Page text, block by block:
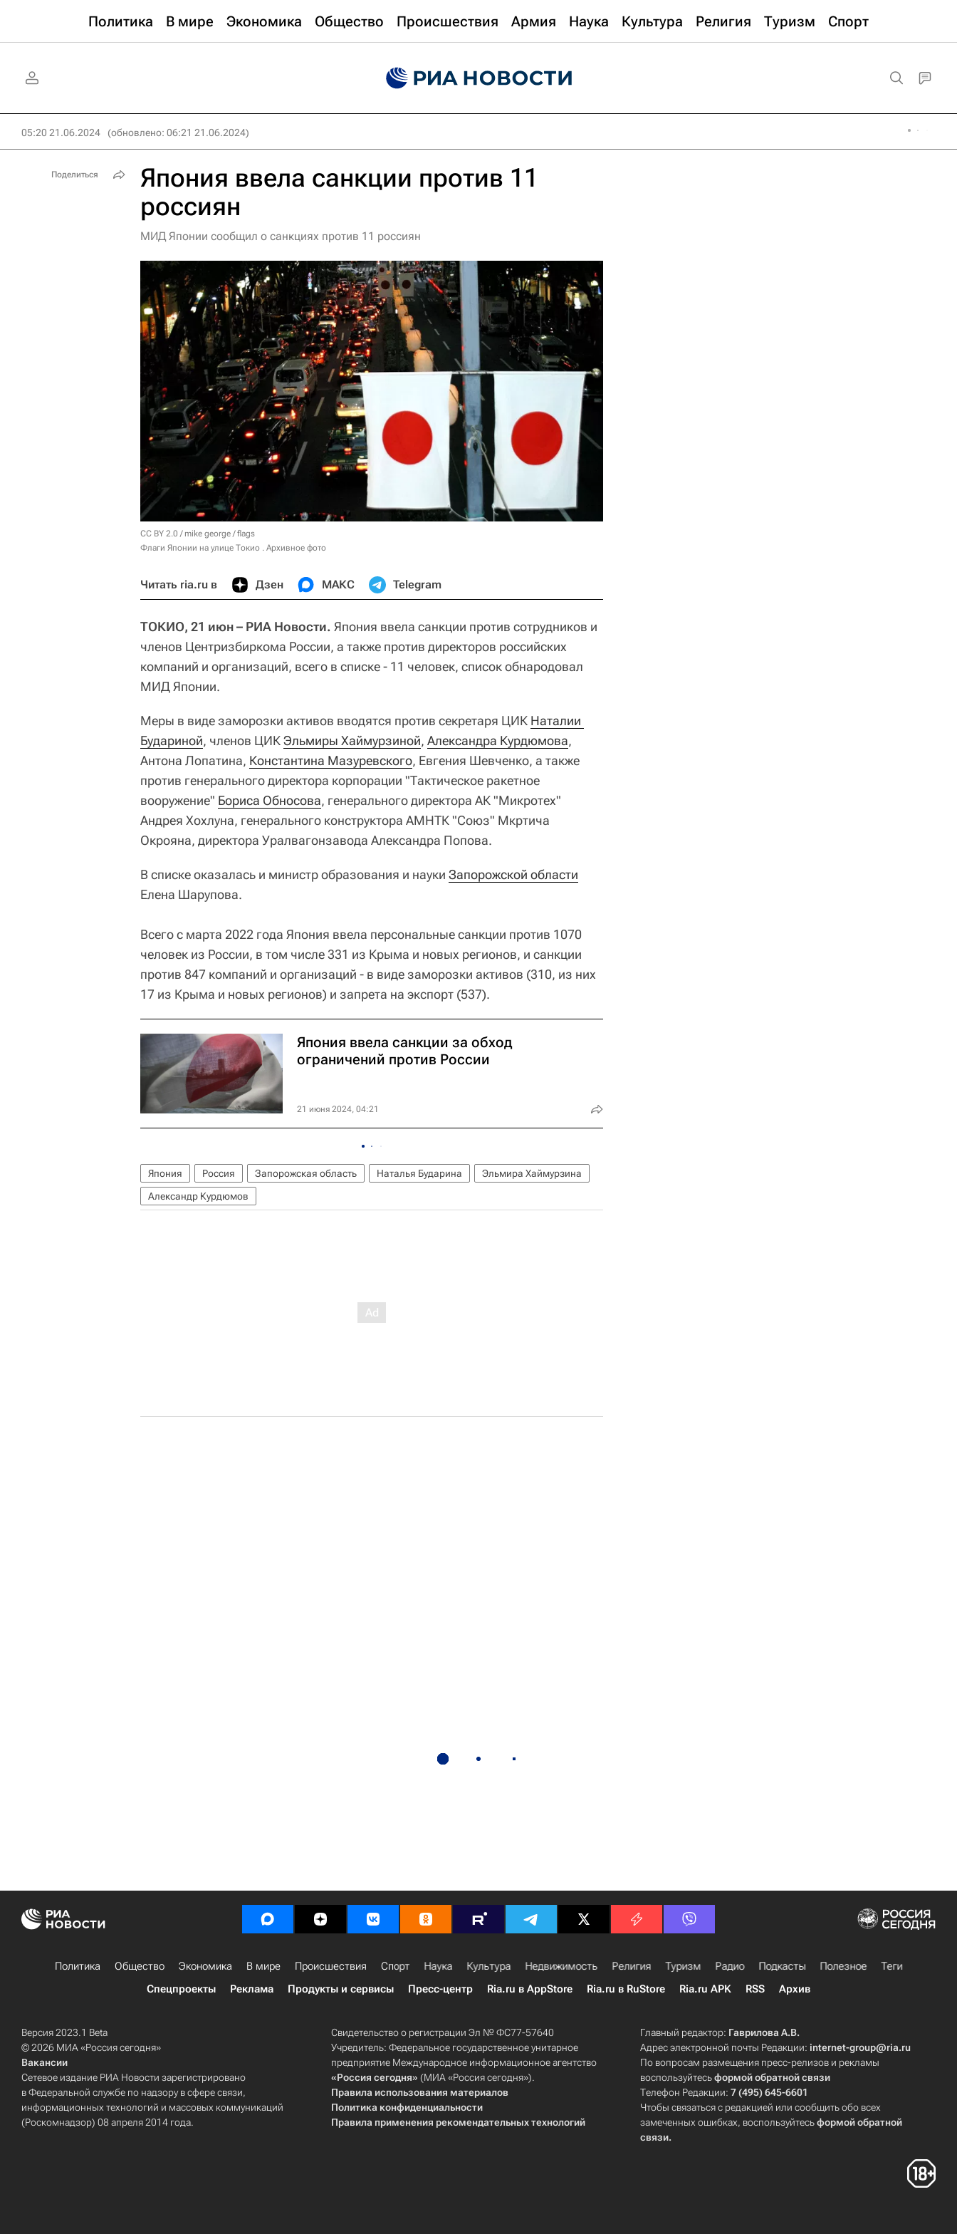
Политика В мире Экономика Общество Происшествия Армия Наука Культура Религия Туризм Спорт
05:20 21.06.2024 (обновлено: 06:21 21.06.2024)
Япония ввела санкции против 11
россиян
МИД Японии сообщил о санкциях против 11 россиян
CC BY 2.0 / mike george /flags
Флаги Японии на улице Токио . Архивное фото
Читать ria.ru в Дзен МАКС Telegram
ТОКИО, 21 июн – РИА Новости. Япония ввела санкции против сотрудников и
членов Центризбиркома России, а также против директоров российских
компаний и организаций, всего в списке - 11 человек, список обнародовал
МИД Японии.
Меры в виде заморозки активов вводятся против секретаря ЦИК Наталии
Будариной, членов ЦИКЭльмиры Хаймурзиной, Александра Курдюмова,
Антона Лопатина, Константина Мазуревского, Евгения Шевченко, а также
против генерального директора корпорации "Тактическое ракетное
вооружение" Бориса Обносова, генерального директора АК "Микротех"
Андрея Хохлуна, генерального конструктора АМНТК "Союз" Мкртича
Окрояна, директора Уралвагонзавода Александра Попова.
В списке оказалась и министр образования и науки Запорожской области
Елена Шарупова.
Всего с марта 2022 года Япония ввела персональные санкции против 1070
человек из России, в том числе 331 из Крыма и новых регионов, и санкции
против 847 компаний и организаций - в виде заморозки активов (310, из них
17 из Крыма и новых регионов) и запрета на экспорт (537).
Япония ввела санкции за обход
ограничений против России
21 июня 2024, 04:21
Япония Россия Запорожская область Наталья Бударина
Эльмира Хаймурзина
Александр Курдюмов
Поделиться
Политика Общество Экономика В мире Происшествия Спорт Наука Культура Недвижимость Религия Туризм Радио Подкасты Полезное
Теги
Спецпроекты
Реклама Продукты и сервисы Пресс-центр Ria.ru в AppStore Ria.ru в RuStore Ria.ru APK RSS Архив
Версия 2023.1 Beta
© 2026 МИА «Россия сегодня»
Вакансии
Сетевое издание РИА Новости зарегистрировано
в Федеральной службе по надзору в сфере связи,
информационных технологий и массовых коммуникаций
(Роскомнадзор) 08 апреля 2014 года.
Свидетельство о регистрации Эл № ФС77-57640
Учредитель: Федеральное государственное унитарное
предприятие Международное информационное агентство
«Россия сегодня» (МИА «Россия сегодня»).
Правила использования материалов
Политика конфиденциальности
Правила применения рекомендательных технологий
Главный редактор: Гаврилова А.В.
Адрес электронной почты Редакции:internet-group@ria.ru
По вопросам размещения пресс-релизов и рекламы
воспользуйтесьформой обратной связи
Телефон Редакции:7 (495) 645-6601
Чтобы связаться с редакцией или сообщить обо всех
замеченных ошибках, воспользуйтесьформой обратной
связи.